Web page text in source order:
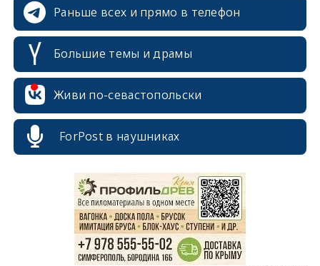
Раньше всех и прямо в телефон
Большие темы и драмы
Живи по-севастопольски
ForPost в наушниках
erid: 2SDnjdPjgYS